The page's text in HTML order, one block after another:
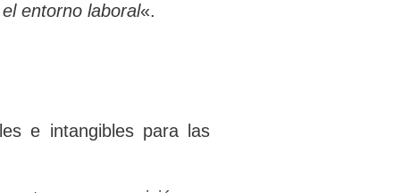
entorno laboral«.
e intangibles para las